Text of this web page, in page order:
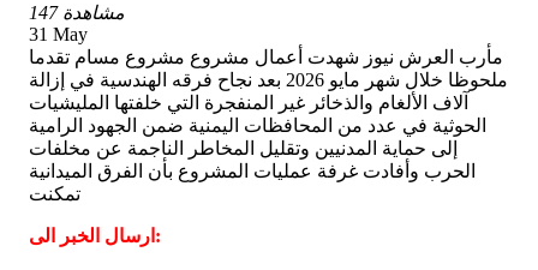
147 مشاهدة
31 May
مأرب العرش نيوز شهدت أعمال مشروع مشروع مسام تقدما
ملحوظا خلال شهر مايو 2026 بعد نجاح فرقه الهندسية في إزالة
آلاف الألغام والذخائر غير المنفجرة التي خلفتها المليشيات
الحوثية في عدد من المحافظات اليمنية ضمن الجهود الرامية
إلى حماية المدنيين وتقليل المخاطر الناجمة عن مخلفات
الحرب وأفادت غرفة عمليات المشروع بأن الفرق الميدانية
تمكنت
ارسال الخبر الى: